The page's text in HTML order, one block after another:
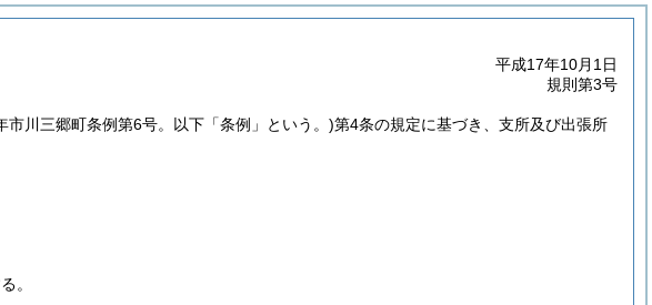
平成17年10月1日
規則第3号
市川三郷町条例第6号。以下「条例」という。)第4条の規定に基づき、支所及び出張所
。